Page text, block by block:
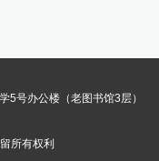
5号办公楼（老图书馆3层）
所有权利